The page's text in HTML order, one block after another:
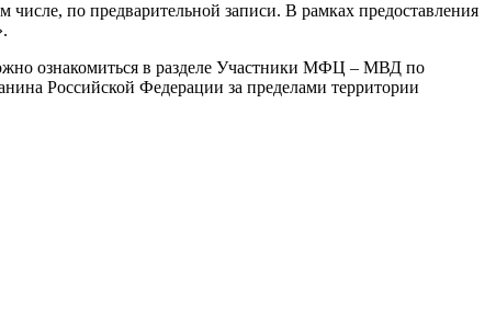
числе, по предварительной записи. В рамках предоставления
ознакомиться в разделе Участники МФЦ – МВД по
Российской Федерации за пределами территории